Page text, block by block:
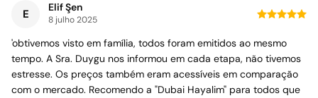
E Elif Şen
8 julho 2025
'obtivemos visto em família, todos foram emitidos ao mesmo
tempo. A Sra. Duygu nos informou em cada etapa, não tivemos
estresse. Os preços também eram acessíveis em comparação
com o mercado. Recomendo a "Dubai Hayalim" para todos que